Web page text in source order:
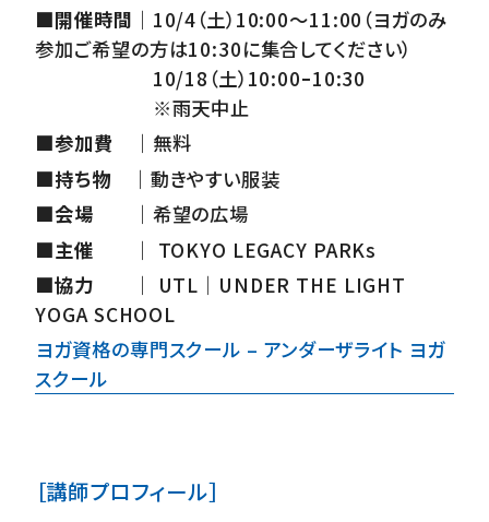
■開催時間｜ 10/4（土）10:00～11:00（ヨガのみ
参加ご希望の方は10:30に集合してください）
10/18（土）10:00ｰ10:30
※雨天中止
■参加費
｜ 無料
■持ち物
｜ 動きやすい服装
■会場
｜ 希望の広場
■主催
｜ TOKYO LEGACY PARKs
■協力
｜
UTL｜UNDER THE LIGHT
YOGA SCHOOL
ヨガ資格の専門スクール – アンダーザライト ヨガ
スクール
［講師プロフィール］